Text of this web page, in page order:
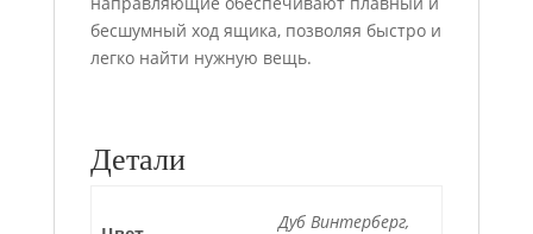
бесшумный ход ящика, позволяя быстро и
легко найти нужную вещь.
Детали
Дуб Винтерберг,